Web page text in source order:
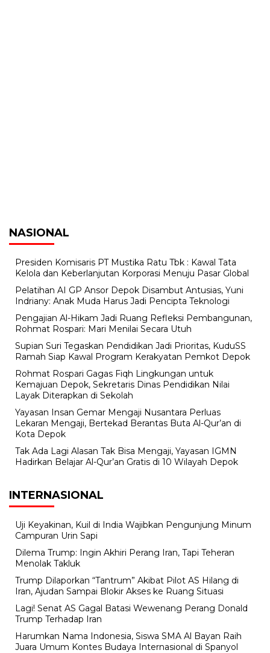
NASIONAL
Presiden Komisaris PT Mustika Ratu Tbk : Kawal Tata
Kelola dan Keberlanjutan Korporasi Menuju Pasar Global
Pelatihan AI GP Ansor Depok Disambut Antusias, Yuni
Indriany: Anak Muda Harus Jadi Pencipta Teknologi
Pengajian Al-Hikam Jadi Ruang Refleksi Pembangunan,
Rohmat Rospari: Mari Menilai Secara Utuh
Supian Suri Tegaskan Pendidikan Jadi Prioritas, KuduSS
Ramah Siap Kawal Program Kerakyatan Pemkot Depok
Rohmat Rospari Gagas Fiqh Lingkungan untuk
Kemajuan Depok, Sekretaris Dinas Pendidikan Nilai
Layak Diterapkan di Sekolah
Yayasan Insan Gemar Mengaji Nusantara Perluas
Lekaran Mengaji, Bertekad Berantas Buta Al-Qur’an di
Kota Depok
Tak Ada Lagi Alasan Tak Bisa Mengaji, Yayasan IGMN
Hadirkan Belajar Al-Qur’an Gratis di 10 Wilayah Depok
INTERNASIONAL
Uji Keyakinan, Kuil di India Wajibkan Pengunjung Minum
Campuran Urin Sapi
Dilema Trump: Ingin Akhiri Perang Iran, Tapi Teheran
Menolak Takluk
Trump Dilaporkan “Tantrum” Akibat Pilot AS Hilang di
Iran, Ajudan Sampai Blokir Akses ke Ruang Situasi
Lagi! Senat AS Gagal Batasi Wewenang Perang Donald
Trump Terhadap Iran
Harumkan Nama Indonesia, Siswa SMA Al Bayan Raih
Juara Umum Kontes Budaya Internasional di Spanyol